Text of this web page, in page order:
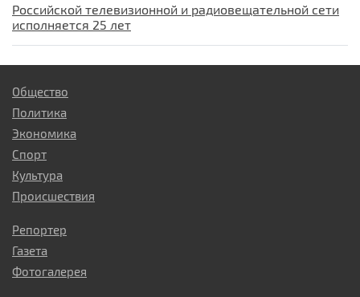
Российской телевизионной и радиовещательной сети
исполняется 25 лет
Общество
Политика
Экономика
Спорт
Культура
Происшествия
Репортер
Газета
Фотогалерея